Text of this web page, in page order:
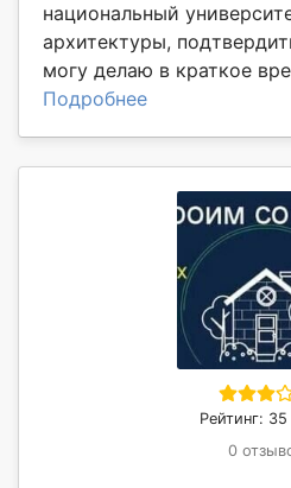
национальный
архитектуры,
могу делаю в краткое
Подробнее
Рейтинг:
0